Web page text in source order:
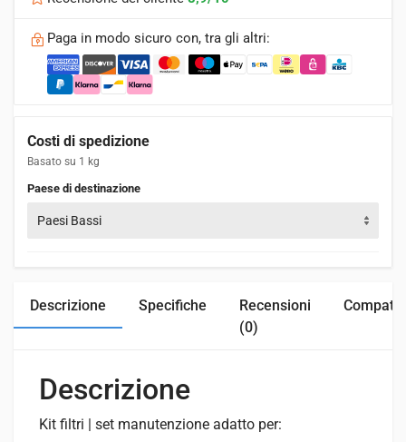
Paga in modo sicuro con, tra gli altri:
Costi di spedizione
Basato su 1 kg
Paese di destinazione
Paesi Bassi
Descrizione Specifiche
Recensioni
(0)
Descrizione
Kit filtri | set manutenzione adatto per: